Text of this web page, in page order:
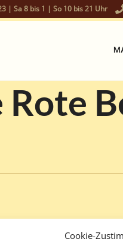
Cookie-
| Sa 8 bis 1 | So 10 bis 21 Uhr